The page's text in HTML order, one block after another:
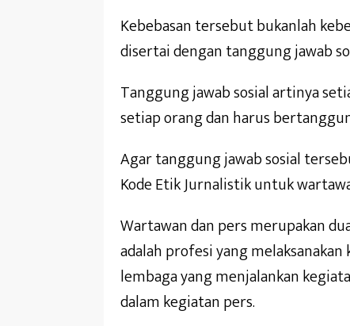
Kebebasan tersebut bukanlah
disertai dengan tanggung jawab
Tanggung jawab sosial artinya
setiap orang dan harus
Agar tanggung jawab sosial
Kode Etik Jurnalistik untuk
Wartawan dan pers merupakan
adalah profesi yang
lembaga yang menjalankan
dalam kegiatan pers.